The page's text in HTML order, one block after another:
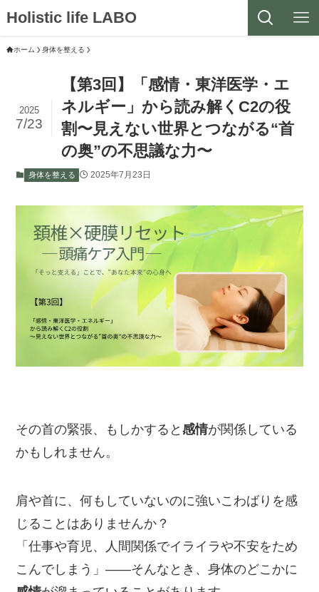
Holistic life LABO
ホーム 身体を整える
【第3回】「感情・東洋医学・エ
ネルギー」から読み解くC2の役
割〜見えない世界とつながる“首
の奥”の不思議な力〜
2025
7/23
身体を整える 2025年7月23日
その首の緊張、もしかすると感情が関係している
かもしれません。
肩や首に、何もしていないのに強いこわばりを感
じることはありませんか？
「仕事や育児、人間関係でイライラや不安をため
こんでしまう」——そんなとき、身体のどこかに